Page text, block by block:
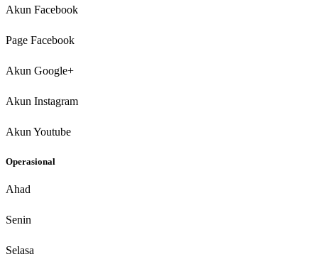
Akun Facebook
Page Facebook
Akun Google+
Akun Instagram
Akun Youtube
Operasional
Ahad
Senin
Selasa